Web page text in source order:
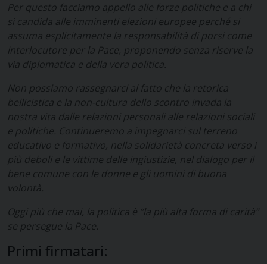
Per questo facciamo appello alle forze politiche e a chi
si candida alle imminenti elezioni europee perché si
assuma esplicitamente la responsabilità di porsi come
interlocutore per la Pace, proponendo senza riserve la
via diplomatica e della vera politica.
Non possiamo rassegnarci al fatto che la retorica
bellicistica e la non-cultura dello scontro invada la
nostra vita dalle relazioni personali alle relazioni sociali
e politiche. Continueremo a impegnarci sul terreno
educativo e formativo, nella solidarietà concreta verso i
più deboli e le vittime delle ingiustizie, nel dialogo per il
bene comune con le donne e gli uomini di buona
volontà.
Oggi più che mai, la politica è “la più alta forma di carità”
se persegue la Pace.
Primi firmatari: